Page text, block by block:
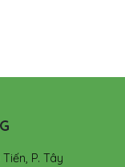
P. Tây